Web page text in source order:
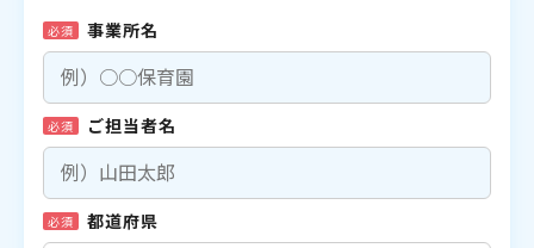
必須 事業所名
必須 ご担当者名
必須 都道府県